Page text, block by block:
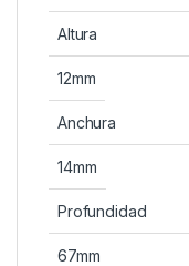
Altura
12mm
Anchura
14mm
Profundidad
67mm